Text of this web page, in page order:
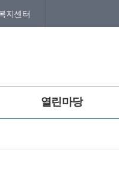
지센터
열린마당